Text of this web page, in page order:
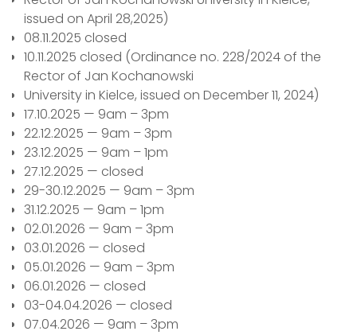
issued on April 28,2025)
08.11.2025 closed
10.11.2025 closed (Ordinance no. 228/2024 of the
Rector of Jan Kochanowski
University in Kielce, issued on December 11, 2024)
17.10.2025 — 9am – 3pm
22.12.2025 — 9am – 3pm
23.12.2025 — 9am – 1pm
27.12.2025 — closed
29-30.12.2025 — 9am – 3pm
31.12.2025 — 9am – 1pm
02.01.2026 — 9am – 3pm
03.01.2026 — closed
05.01.2026 — 9am – 3pm
06.01.2026 — closed
03-04.04.2026 — closed
07.04.2026 — 9am – 3pm